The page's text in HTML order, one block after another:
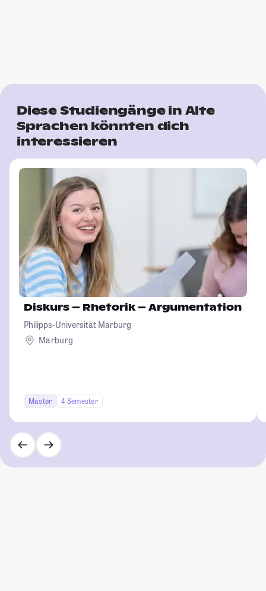
Diese Studiengänge in Alte
Sprachen könnten dich
interessieren
Diskurs – Rhetorik – Argumentation
Philipps-Universität Marburg
Marburg
Master 4 Semester